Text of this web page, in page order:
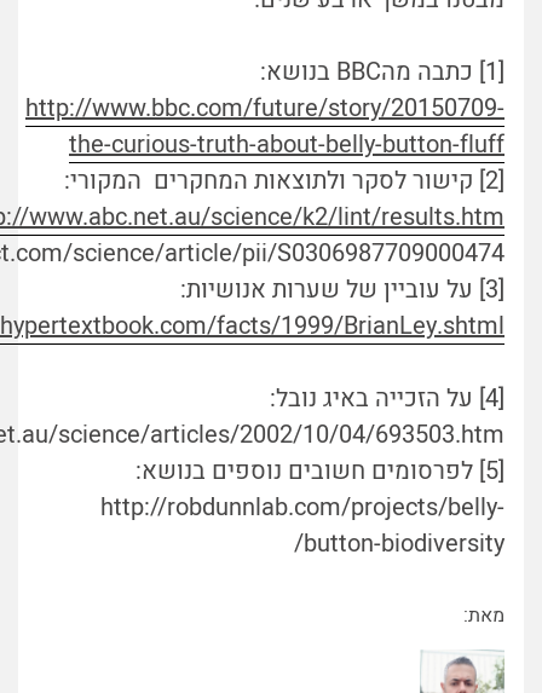
[1] כתבה מהBBC בנושא:
http://www.bbc.com/future/story/20150709-
the-curious-truth-about-belly-button-fluff
[2] קישור לסקר ולתוצאות המחקרים המקורי:
www.abc.net.au/science/k2/lint/results.htm
science/article/pii/S0306987709000474
[3] על עוביין של שערות אנושיות:
facts/1999/BrianLey.shtml
[4] על הזכייה באיג נובל:
science/articles/2002/10/04/693503.htm
[5] לפרסומים חשובים נוספים בנושא:
http://robdunnlab.com/projects/belly-
button-biodiversity/
מאת: